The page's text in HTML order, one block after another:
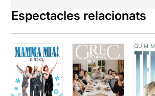
Espectacles relacionats